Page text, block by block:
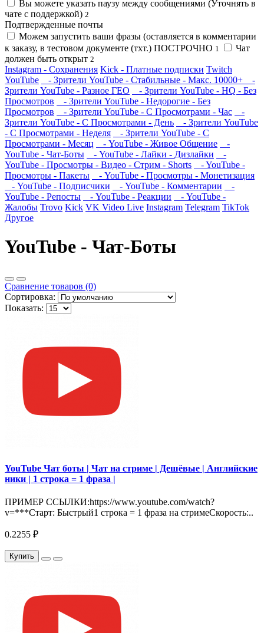
Вы можете указать паузу между сообщениями (Уточнять в
чате с поддержкой) 2
Подтвержденные почты
Можем запустить ваши фразы (оставляется в комментарии
к заказу, в тестовом документе (тхт.) ПОСТРОЧНО 1
Чат
должен быть открыт 2
Instagram - Сохранения Kick - Платные подписки Twitch
YouTube
- Зрители YouTube - Стабильные - Макс. 10000+
-
Зрители YouTube - Разное ГЕО
- Зрители YouTube - HQ - Без
Просмотров
- Зрители YouTube - Недорогие - Без
Просмотров
- Зрители YouTube - С Просмотрами - Час
-
Зрители YouTube - С Просмотрами - День
- Зрители YouTube
- С Просмотрами - Неделя
- Зрители YouTube - С
Просмотрами - Месяц
- YouTube - Живое Общение
-
YouTube - Чат-Боты
- YouTube - Лайки - Дизлайки
-
YouTube - Просмотры - Видео - Стрим - Shorts
- YouTube -
Просмотры - Пакеты
- YouTube - Просмотры - Монетизация
- YouTube - Подписчики
- YouTube - Комментарии
-
YouTube - Репосты
- YouTube - Реакции
- YouTube -
Жалобы Trovo Kick VK Video Live Instagram Telegram TikTok
Другое
YouTube - Чат-Боты
Сравнение товаров (0)
Сортировка:
Показать:
YouTube Чат боты | Чат на стриме | Дешёвые | Английские
ники | 1 строка = 1 фраза |
ПРИМЕР ССЫЛКИ:https://www.youtube.com/watch?
v=***Старт: Быстрый1 строка = 1 фраза на стримеСкорость:..
0.2255 ₽
Купить